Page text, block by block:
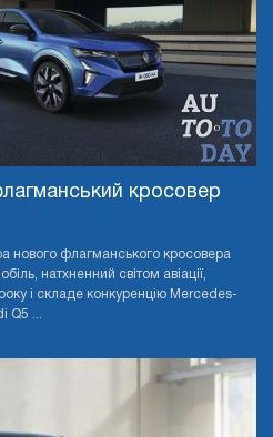
кросовер
нового флагманського кросовера
натхненний світом авіації,
і складе конкуренцію Mercedes-
Q5 ...